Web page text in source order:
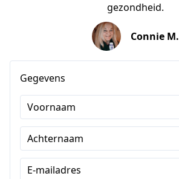
gezondheid.
Connie M.
Gegevens
Voornaam
Achternaam
E-mailadres